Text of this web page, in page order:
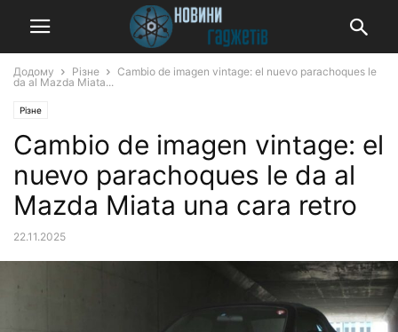
Додому Різне
Cambio de imagen vintage: el nuevo parachoques le
da al Mazda Miata...
Різне
Cambio de imagen vintage: el
nuevo parachoques le da al
Mazda Miata una cara retro
22.11.2025